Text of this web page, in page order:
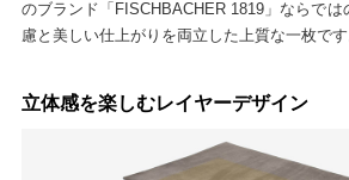
のブランド「FISCHBACHER 1819」ならで
慮と美しい仕上がりを両立した上質な一枚です
立体感を楽しむレイヤーデザイン